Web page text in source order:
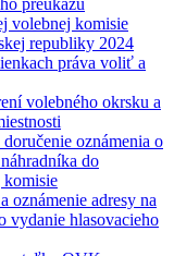
preukazu
volebnej komisie
republiky 2024
práva voliť a
volebného okrsku a
oznámenia o
do
komisie
oznámenie adresy na
vydanie hlasovacieho